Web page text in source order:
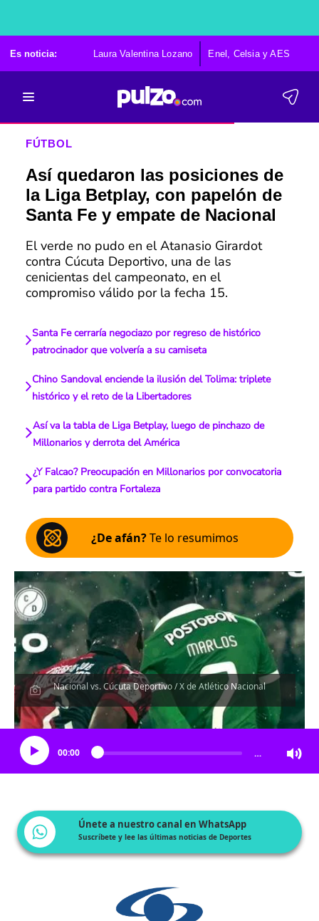
Es noticia: Laura Valentina Lozano Enel, Celsia y AES
FÚTBOL
Así quedaron las posiciones de
la Liga Betplay, con papelón de
Santa Fe y empate de Nacional
El verde no pudo en el Atanasio Girardot
contra Cúcuta Deportivo, una de las
cenicientas del campeonato, en el
compromiso válido por la fecha 15.
Santa Fe cerraría negociazo por regreso de histórico
patrocinador que volvería a su camiseta
Chino Sandoval enciende la ilusión del Tolima: triplete
histórico y el reto de la Libertadores
Así va la tabla de Liga Betplay, luego de pinchazo de
Millonarios y derrota del América
¿Y Falcao? Preocupación en Millonarios por convocatoria
para partido contra Fortaleza
¿De afán?Te lo resumimos
Nacional vs. Cúcuta Deportivo / X de Atlético Nacional
Escucha el artículo
00:00 …
Únete a nuestro canal en WhatsApp
Suscríbete y lee las últimas noticias de Deportes